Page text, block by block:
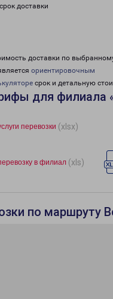
доставки
доставки по
ориентировочным
срок и детальную
для филиала
перевозки (xlsx)
в филиал (xls)
по маршруту